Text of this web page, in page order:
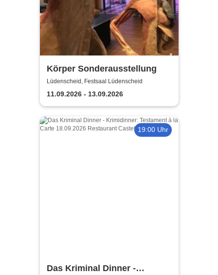
Körper Sonderausstellung
Lüdenscheid, Festsaal Lüdenscheid
11.09.2026 - 13.09.2026
19:00 Uhr
Das Kriminal Dinner -